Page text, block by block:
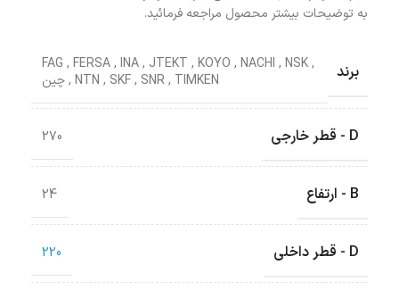
به توضیحات بیشتر محصول مراجعه فرمائید.
برند FAG , FERSA, INA, JTEKT , KOYO , NACHI , NSK,
NTN , SKF, SNR, TIMKEN
,چین
D - قطر خارجی 270
B - ارتفاع 24
D - قطر داخلی 220